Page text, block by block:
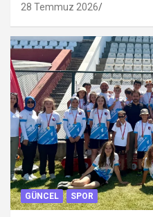
28 Temmuz 2026
GÜNCEL SPOR